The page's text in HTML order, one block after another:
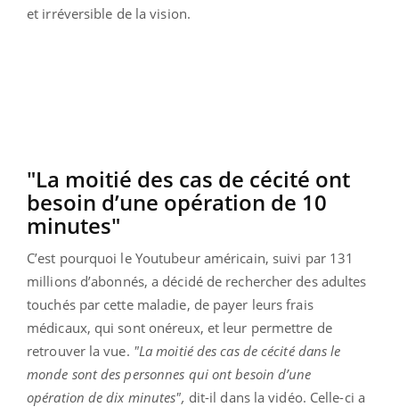
et irréversible de la vision.
"La moitié des cas de cécité ont
besoin d’une opération de 10
minutes"
C’est pourquoi le Youtubeur américain, suivi par 131
millions d’abonnés, a décidé de rechercher des adultes
touchés par cette maladie, de payer leurs frais
médicaux, qui sont onéreux, et leur permettre de
retrouver la vue. "La moitié des cas de cécité dans le
monde sont des personnes qui ont besoin d’une
opération de dix minutes", dit-il dans la vidéo. Celle-ci a